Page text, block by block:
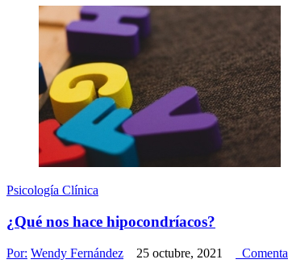
Psicología Clínica
¿Qué nos hace hipocondríacos?
Por: Wendy Fernández 25 octubre, 2021
Comenta